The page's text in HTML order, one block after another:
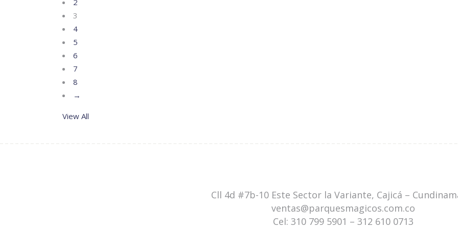
2
3
4
5
6
7
8
→
View All
Cll 4d #7b-10 Este Sector la Variante, Cajicá –
ventas@parquesmagicos.com.co
Cel:310 799 5901 –312 610 0713